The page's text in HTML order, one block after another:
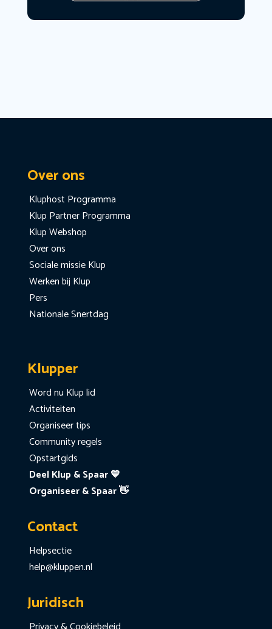
Over ons
Kluphost Programma
Klup Partner Programma
Klup Webshop
Over ons
Sociale missie Klup
Werken bij Klup
Pers
Nationale Snertdag
Klupper
Word nu Klup lid
Activiteiten
Organiseer tips
Community regels
Opstartgids
Deel Klup & Spaar 💙
Organiseer & Spaar 👋
Contact
Helpsectie
help@kluppen.nl
Juridisch